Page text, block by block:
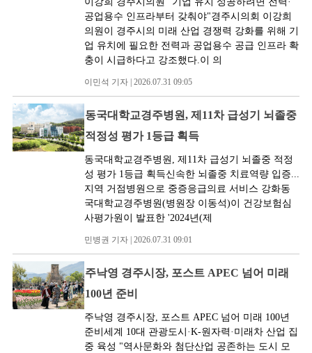
공업용수 인프라부터 갖춰야"경주시의회 이강희
의원이 경주시의 미래 산업 경쟁력 강화를 위해 기
업 유치에 필요한 전력과 공업용수 공급 인프라 확
충이 시급하다고 강조했다.이 의
이민석 기자 | 2026.07.31 09:05
동국대학교경주병원, 제11차 급성기 뇌졸중
적정성 평가 1등급 획득
동국대학교경주병원, 제11차 급성기 뇌졸중 적정
성 평가 1등급 획득신속한 뇌졸중 치료역량 입증...
지역 거점병원으로 중증응급의료 서비스 강화동
국대학교경주병원(병원장 이동석)이 건강보험심
사평가원이 발표한 '2024년(제
민병권 기자 | 2026.07.31 09:01
주낙영 경주시장, 포스트 APEC 넘어 미래
100년 준비
주낙영 경주시장, 포스트 APEC 넘어 미래 100년
준비세계 10대 관광도시·K-원자력·미래차 산업 집
중 육성 "역사문화와 첨단산업 공존하는 도시 모